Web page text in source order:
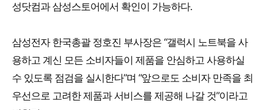
성닷컴과 삼성스토어에서 확인이 가능하다.
삼성전자 한국총괄 정호진 부사장은 “갤럭시 노트북을 사
용하고 계신 모든 소비자들이 제품을 안심하고 사용하실
수 있도록 점검을 실시한다”며 “앞으로도 소비자 만족을 최
우선으로 고려한 제품과 서비스를 제공해 나갈 것”이라고